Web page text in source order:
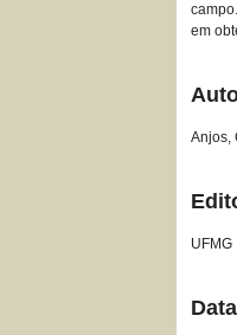
em
Anjos,
UFMG
Data